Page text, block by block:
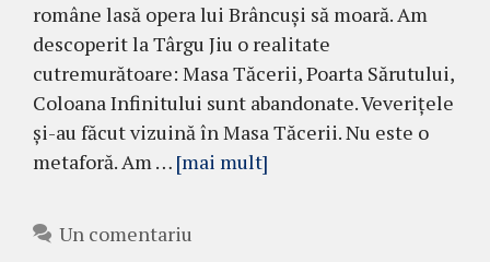
române lasă opera lui Brâncuși să moară. Am
descoperit la Târgu Jiu o realitate
cutremurătoare: Masa Tăcerii, Poarta Sărutului,
Coloana Infinitului sunt abandonate. Veverițele
și-au făcut vizuină în Masa Tăcerii. Nu este o
metaforă. Am … [mai mult]
Un comentariu